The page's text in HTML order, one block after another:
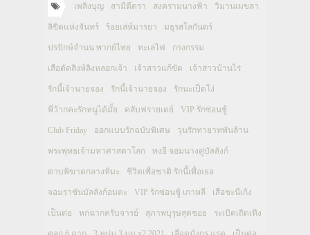
เพลิงบุญ สามีตีตรา สงครามนางฟ้า วิมานเมขลา
ลิขิตแห่งจันทร์ ร้อยเล่ห์มารยา มธุรสโลกันตร์
ปรปักษ์จำนน พากย์ไทย ทะเลไฟ กรงกรรม
เสือตัดสิงห์ลิงหลอกเจ้า เจ้าสาวแก้ขัด เจ้าสาวบ้านไร่
รักนี้เจ้านายจอง รักนี้เจ้านายจอง รักนะเป็ดโง่
พี่ว้ากคะรักหนูได้มั้ย คลับฟรายเดย์ VIP รักซ่อนชู้
Club Friday ออกแบบรักฉบับพิเศษ วุ่นรักทายาทพันล้าน
พระพุทธเจ้ามหาศาสดาโลก ทงอี จอมนางคู่บัลลังก์
ดาบพิฆาตกลางหิมะ ชีวิตเพื่อชาติ รักนี้เพื่อเธอ
จอมราชันบัลลังก์อมตะ VIP รักซ่อนชู้ เกาหลี เสือชะนีเก้ง
เป็นต่อ หกฉากครับจารย์ สุภาพบุรุษสุดซอย ระเบิดเถิดเทิง